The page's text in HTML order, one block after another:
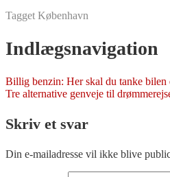
Tagget København
Indlægsnavigation
Billig benzin: Her skal du tanke bilen
Tre alternative genveje til
Skriv et svar
Din e-mailadresse vil ikke blive